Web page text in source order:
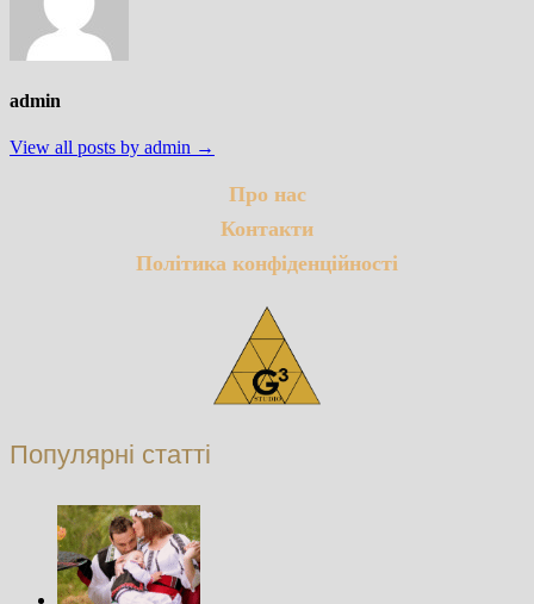
admin
View all posts by admin →
Про нас
Контакти
Політика конфіденційності
Популярні статті